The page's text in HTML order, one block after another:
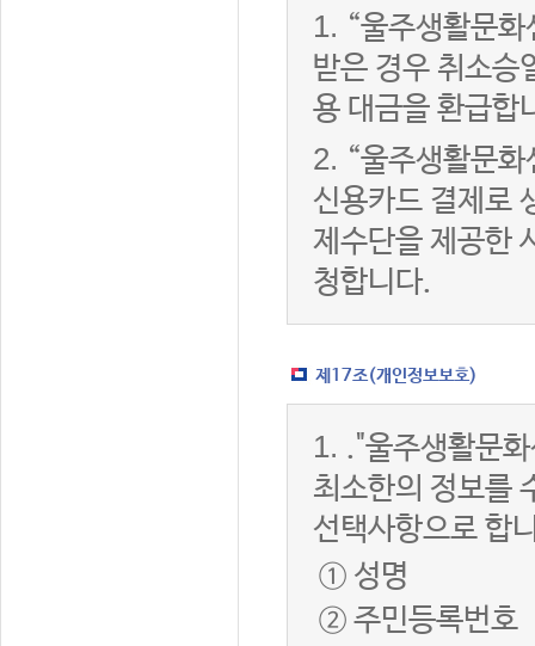
1. “울주생활문
받은 경우 취소승
용 대금을 환급합
2. “울주생활문
신용카드 결제로
제수단을 제공한
청합니다.
제17조(개인정보보호)
1. ."울주생활문
최소한의 정보를
선택사항으로 합
① 성명
② 주민등록번호